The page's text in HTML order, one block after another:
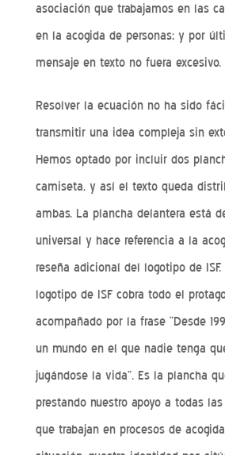
asociación que trabajamos en las
en la acogida de personas; y por
mensaje en texto no fuera excesivo.
Resolver la ecuación no ha sido
transmitir una idea compleja sin
Hemos optado por incluir dos
camiseta, y así el texto queda
ambas. La plancha delantera está
universal y hace referencia a la
reseña adicional del logotipo de
logotipo de ISF cobra todo el
acompañado por la frase “Desde
un mundo en el que nadie tenga
jugándose la vida”. Es la plancha
prestando nuestro apoyo a todas
que trabajan en procesos de